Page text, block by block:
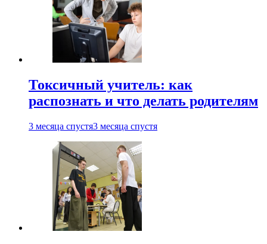
Токсичный учитель: как
распознать и что делать родителям
3 месяца спустя3 месяца спустя